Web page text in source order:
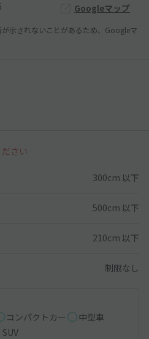
Googleマップ
示されないことがあるため、Googleマ
さい
300cm 以下
500cm 以下
210cm 以下
制限なし
コンパクトカー
中型車